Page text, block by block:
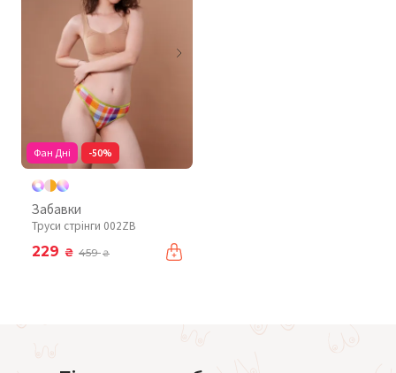
Фан Дні -50%
Забавки
Труси стрінги 002ZB
229 ₴ 459₴